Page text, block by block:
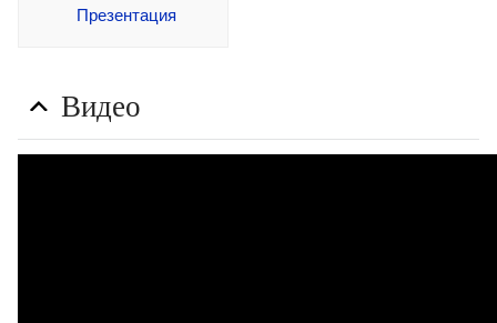
Презентация
Видео